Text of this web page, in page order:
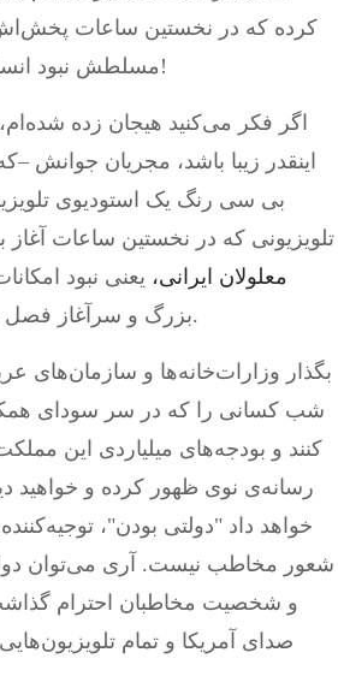
کرده که در نخستین ساعات
مسلطش نبود انسان شک می‌کرد نکند شبکه‌ی بی بی سی جهانی را گرفته است!
اگر فکر می‌کنید هیجان زده
اینقدر زیبا باشد، مجریان جوانش
بی سی رنگ یک استودیوی
تلویزیونی که در نخستین ساعات
معلولان ایرانی، یعنی نبود
بزرگ و سرآغاز فصل نوینی در گستره‌ی رسانه‌های فارسی زبان سراسر جهان است.
بگذار وزارات‌خانه‌ها و سازمان‌های
شب کسانی را که در سر سودای
کنند و بودجه‌های میلیاردی این
رسانه‌ی نوی ظهور کرده و خواهید
خواهد داد "دولتی بودن"،
شعور مخاطب نیست. آری می‌توان
و شخصیت مخاطبان احترام
صدای آمریکا و تمام